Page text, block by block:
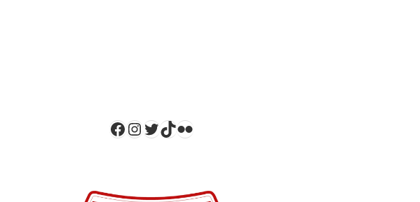
Facebook
Instagram
Twitter
TikTok
Flickr